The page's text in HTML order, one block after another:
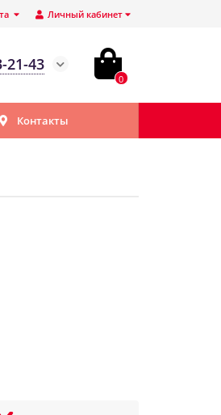
Личный кабинет
21-43
0
Контакты